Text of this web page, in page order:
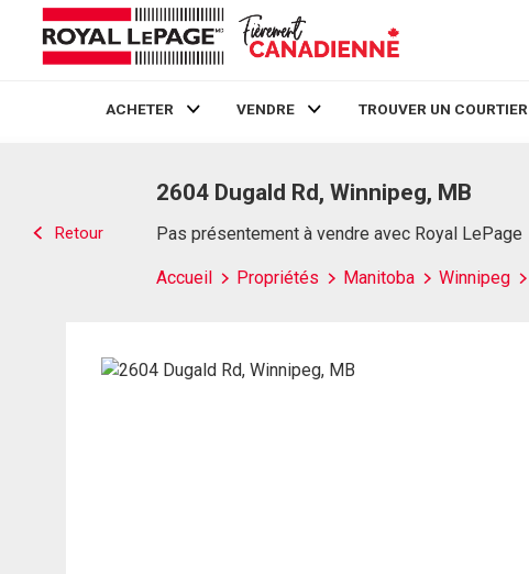
ACHETER VENDRE TROUVER UN COURTIER
Retour
2604 Dugald Rd, Winnipeg, MB
Pas présentement à vendre avec Royal LePage
Accueil Propriétés Manitoba Winnipeg